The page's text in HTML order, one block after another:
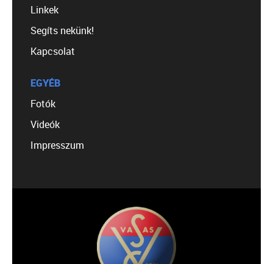
Linkek
Segíts nekünk!
Kapcsolat
EGYÉB
Fotók
Videók
Impresszum